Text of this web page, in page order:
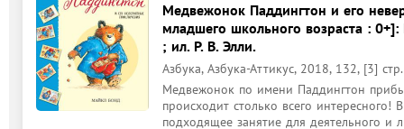
Медвежонок Паддингтон и его
младшего школьного возраста :
; ил. Р. В. Элли.
Азбука, Азбука-Аттикус, 2018, 132, [3] стр.
Медвежонок по имени Паддингтон
происходит столько всего интересного!
подходящее занятие для деятельного и